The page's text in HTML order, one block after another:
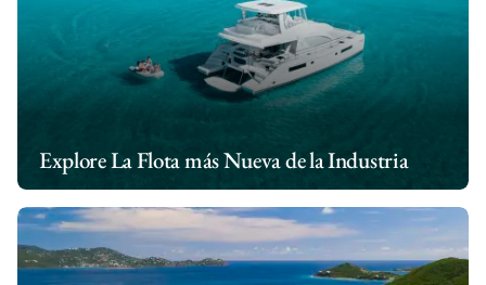
Explore La Flota más Nueva de la Industria